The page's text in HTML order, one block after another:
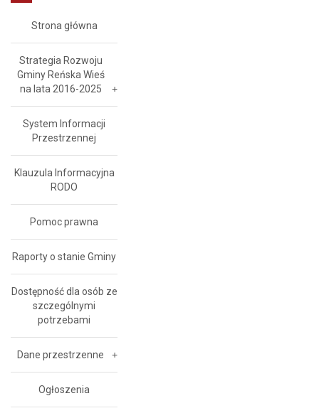
Strona główna
Strategia Rozwoju
Gminy Reńska Wieś
na lata 2016-2025
System Informacji
Przestrzennej
Klauzula Informacyjna
RODO
Pomoc prawna
Raporty o stanie Gminy
Dostępność dla osób ze
szczególnymi
potrzebami
Dane przestrzenne
Ogłoszenia